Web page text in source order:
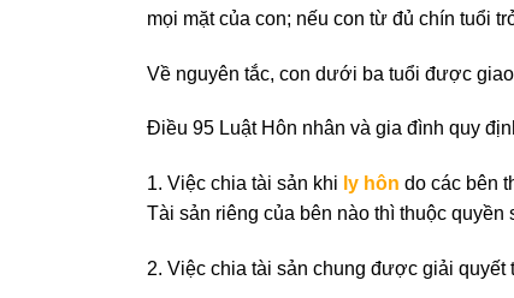
mọi mặt của con; nếu con từ đủ chín tuổi
Về nguyên tắc, con dưới ba tuổi được
Điều 95 Luật Hôn nhân và gia đình quy
1. Việc chia tài sản khi ly hôn do các bên
Tài sản riêng của bên nào thì thuộc quyền
2. Việc chia tài sản chung được giải quyết